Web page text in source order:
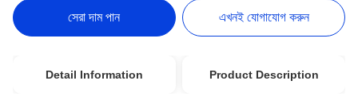
সেরা দাম পান এখনই যোগাযোগ করুন
Detail Information Product Description